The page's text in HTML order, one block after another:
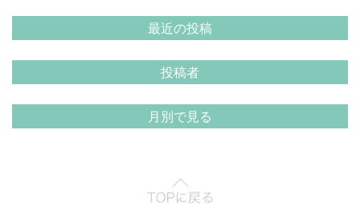
最近の投稿
投稿者
月別で見る